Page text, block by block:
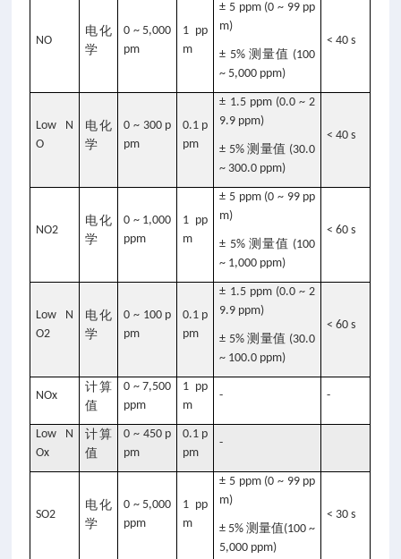
NO
电化
学
0 ~ 5,000
pm
1 pp
m
± 5 ppm (0 ~ 99 pp
m)
± 5% 测量值 (100
~ 5,000 ppm)
< 40 s
Low N
O
电化
学
0 ~ 300 p
pm
0.1 p
pm
± 1.5 ppm (0.0 ~ 2
9.9 ppm)
± 5%测量值 (30.0
~ 300.0 ppm)
< 40 s
NO2
电化
学
0 ~ 1,000
ppm
1 pp
m
± 5 ppm (0 ~ 99 pp
m)
± 5% 测量值 (100
~ 1,000 ppm)
< 60 s
Low N
O2
电化
学
0 ~ 100 p
pm
0.1 p
pm
± 1.5 ppm (0.0 ~ 2
9.9 ppm)
± 5%测量值 (30.0
~ 100.0 ppm)
< 60 s
NOx
计算
值
0 ~ 7,500
ppm
1 pp
m
- -
Low N
Ox
计算
值
0 ~ 450 p
pm
0.1 p
pm
-
SO2
电化
学
0 ~ 5,000
ppm
1 pp
m
± 5 ppm (0 ~ 99 pp
m)
± 5%测量值(100 ~
5,000 ppm)
< 30 s